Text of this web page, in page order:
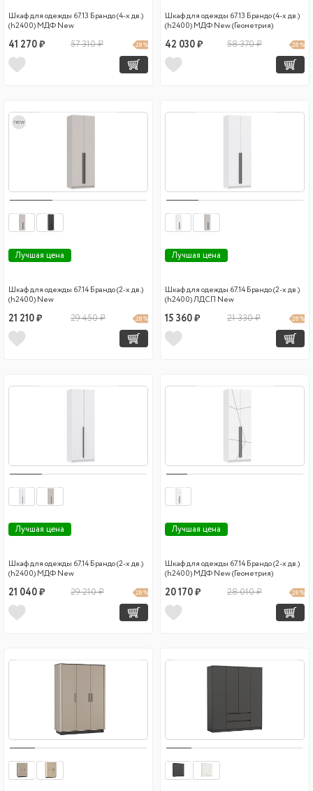
Шкаф для одежды 67.13 Брандо (4-х дв.)
(h2400) МДФ New
41 270 ₽ 57 310 ₽ 28 %
Шкаф для одежды 67.13 Брандо (4-х дв.)
(h2400) МДФ New (Геометрия)
42 030 ₽ 58 370 ₽ 28 %
new
Лучшая цена
Шкаф для одежды 67.14 Брандо (2-х дв.)
(h2400) New
21 210 ₽ 29 450 ₽ 28 %
Лучшая цена
Шкаф для одежды 67.14 Брандо (2-х дв.)
(h2400) ЛДСП New
15 360 ₽ 21 330 ₽ 28 %
Лучшая цена
Шкаф для одежды 67.14 Брандо (2-х дв.)
(h2400) МДФ New
21 040 ₽ 29 210 ₽ 28 %
Лучшая цена
Шкаф для одежды 67.14 Брандо (2-х дв.)
(h2400) МДФ New (Геометрия)
20 170 ₽ 28 010 ₽ 28 %